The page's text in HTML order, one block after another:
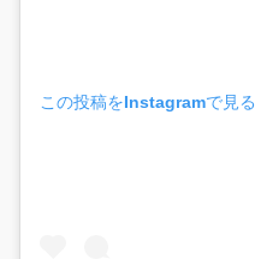
この投稿をInstagramで見る